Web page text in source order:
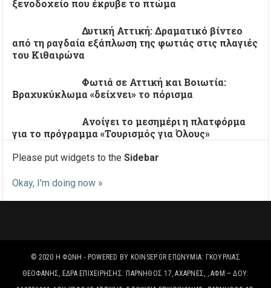
ξενοδοχείο που έκρυβε το πτώμα
Δυτική Αττική: Δραματικό βίντεο
από τη ραγδαία εξάπλωση της φωτιάς στις πλαγιές
του Κιθαιρώνα
Φωτιά σε Αττική και Βοιωτία:
Βραχυκύκλωμα «δείχνει» το πόρισμα
Ανοίγει το μεσημέρι η πλατφόρμα
για το πρόγραμμα «Τουρισμός για Όλους»
Please put widgets to theSidebar
Okay, I'm doing now »
© 2020 Η ΦΩΝΉ - POWERED BY KOINSEP.GR ΕΠΩΝΥΜΊΑ: ΓΚΟΥΡΛΙΑΣ
ΘΕΟΦΑΝΗΣ, ΈΔΡΑ ΕΠΙΧΕΙΡΗΣΗΣ: ΠΑΡΝΗΘΟΣ 17, ΑΧΑΡΝΕΣ, , ΑΦΜ – ΔΟΥ: